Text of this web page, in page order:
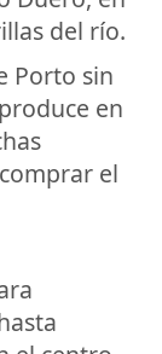
del río.
Porto sin
en
el